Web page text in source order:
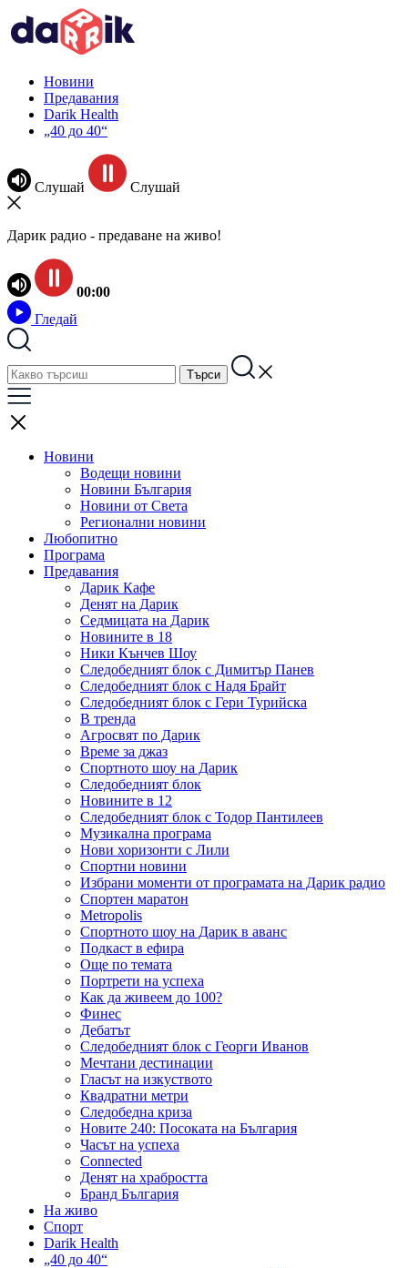
Новини
Предавания
Darik Health
„40 до 40“
Слушай Слушай
Дарик радио - предаване на живо!
00:00
Гледай
Новини
Водещи новини
Новини България
Новини от Света
Регионални новини
Любопитно
Програма
Предавания
Дарик Кафе
Денят на Дарик
Седмицата на Дарик
Новините в 18
Ники Кънчев Шоу
Следобедният блок с Димитър Панев
Следобедният блок с Надя Брайт
Следобедният блок с Гери Турийска
В тренда
Агросвят по Дарик
Време за джаз
Спортното шоу на Дарик
Следобедният блок
Новините в 12
Следобедният блок с Тодор Пантилеев
Музикална програма
Нови хоризонти с Лили
Спортни новини
Избрани моменти от програмата на Дарик радио
Спортен маратон
Metropolis
Спортното шоу на Дарик в аванс
Подкаст в ефира
Още по темата
Портрети на успеха
Как да живеем до 100?
Финес
Дебатът
Следобедният блок с Георги Иванов
Мечтани дестинации
Гласът на изкуството
Квадратни метри
Следобедна криза
Новите 240: Посоката на България
Часът на успеха
Connected
Денят на храбростта
Бранд България
На живо
Спорт
Darik Health
„40 до 40“